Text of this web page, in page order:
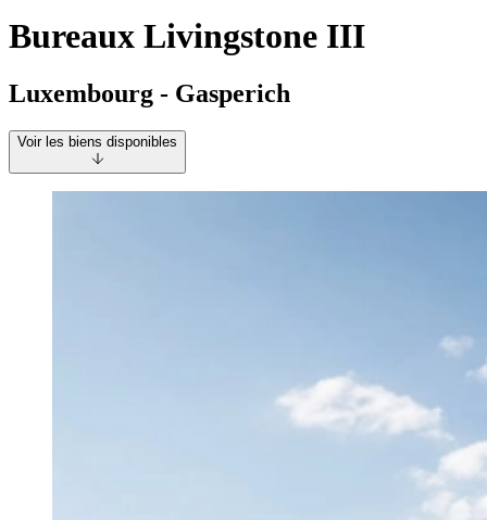
Bureaux Livingstone III
Luxembourg - Gasperich
Voir les biens disponibles